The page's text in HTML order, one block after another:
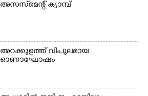
അസസ്‌മെന്റ് ക്യാമ്പ്
അറക്കുളത്ത് വിപുലമായ
ഓണാഘോഷം